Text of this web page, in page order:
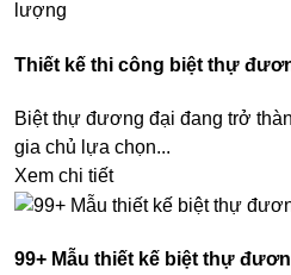
Thiết kế thi công biệt thự
Biệt thự đương đại đang trở
gia chủ lựa chọn...
Xem chi tiết
99+ Mẫu thiết kế biệt thự